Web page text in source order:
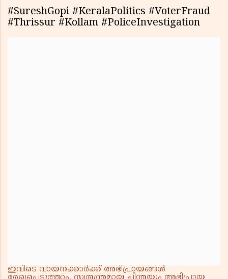
#SureshGopi #KeralaPolitics #VoterFraud
#Thrissur #Kollam #PoliceInvestigation
ഇവിടെ വായനക്കാർക്ക് അഭിപ്രായങ്ങൾ